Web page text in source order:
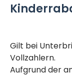
Gilt bei
Vollzahlern.
Aufgrund der